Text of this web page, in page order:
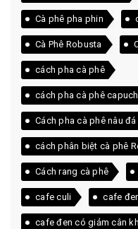
Cà phê pha phin
Cà Phê Robusta
cách pha cà phê
cách pha cà phê
Cách pha cà phê nâu
cách phân biệt cà phê
Cách rang cà phê
cafe culi cafe
cafe đen có giảm cân